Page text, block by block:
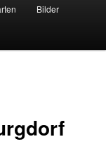
Bilder